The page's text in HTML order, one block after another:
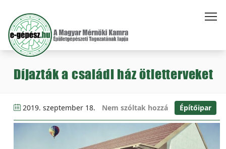
Díjazták a családi ház ötletterveket
2019. szeptember 18. Nem szóltak hozzá Építőipar